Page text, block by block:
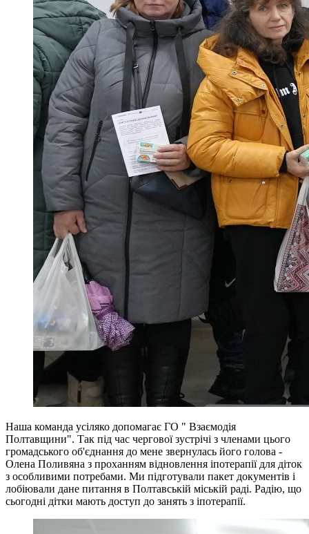
Наша команда усіляко допомагає ГО " Взаємодія
Полтавщини". Так під час чергової зустрічі з членами цього
громадського об'єднання до мене звернулась його голова -
Олена Поливяна з проханням відновлення іпотерапії для діток
з особливими потребами. Ми підготували пакет документів і
лобіювали дане питання в Полтавській міській раді. Радію, що
сьогодні дітки мають доступ до занять з іпотерапії.